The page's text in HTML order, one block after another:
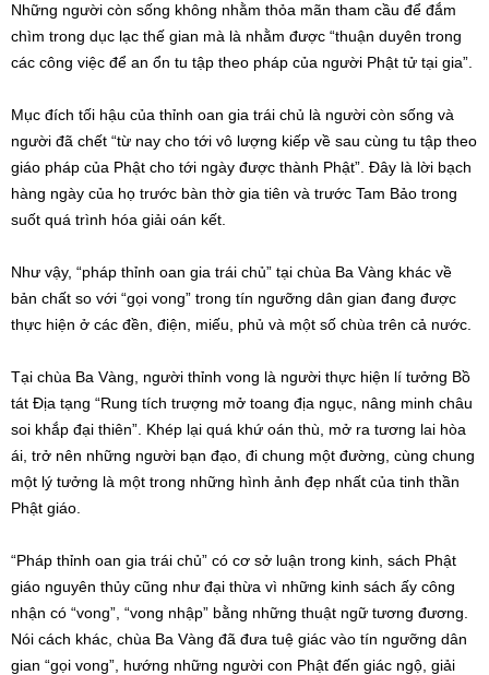
Những người còn sống không nhằm thỏa mãn tham cầu để đắm
chìm trong dục lạc thế gian mà là nhằm được “thuận duyên trong
các công việc để an ổn tu tập theo pháp của người Phật tử tại gia”.
Mục đích tối hậu của thỉnh oan gia trái chủ là người còn sống và
người đã chết “từ nay cho tới vô lượng kiếp về sau cùng tu tập theo
giáo pháp của Phật cho tới ngày được thành Phật”. Đây là lời bạch
hàng ngày của họ trước bàn thờ gia tiên và trước Tam Bảo trong
suốt quá trình hóa giải oán kết.
Như vậy, “pháp thỉnh oan gia trái chủ” tại chùa Ba Vàng khác về
bản chất so với “gọi vong” trong tín ngưỡng dân gian đang được
thực hiện ở các đền, điện, miếu, phủ và một số chùa trên cả nước.
Tại chùa Ba Vàng, người thỉnh vong là người thực hiện lí tưởng Bồ
tát Địa tạng “Rung tích trượng mở toang địa ngục, nâng minh châu
soi khắp đại thiên”. Khép lại quá khứ oán thù, mở ra tương lai hòa
ái, trở nên những người bạn đạo, đi chung một đường, cùng chung
một lý tưởng là một trong những hình ảnh đẹp nhất của tinh thần
Phật giáo.
“Pháp thỉnh oan gia trái chủ” có cơ sở luận trong kinh, sách Phật
giáo nguyên thủy cũng như đại thừa vì những kinh sách ấy công
nhận có “vong”, “vong nhập” bằng những thuật ngữ tương đương.
Nói cách khác, chùa Ba Vàng đã đưa tuệ giác vào tín ngưỡng dân
gian “gọi vong”, hướng những người con Phật đến giác ngộ, giải